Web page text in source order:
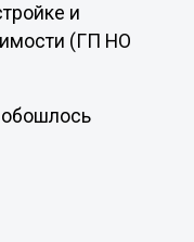
и
(ГП НО